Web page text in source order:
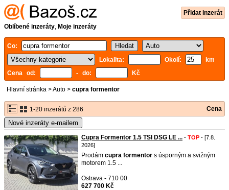
Přidat inzerát
Oblíbené inzeráty, Moje inzeráty
Co:
Lokalita:
Okolí:
km
Cena od:
- do: Kč
Hlavní stránka >Auto > cupra formentor
1-20 inzerátů z 286 Cena
Nové inzeráty e-mailem
Cupra Formentor 1.5 TSI DSG LE ... - TOP - [7.8.
2026]
Prodám cupra formentor s úsporným a svižným
motorem 1.5 ...
Ostrava - 710 00
627 700 Kč